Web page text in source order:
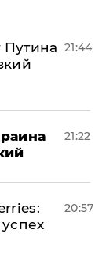
Путина 21:44
21:22
20:57